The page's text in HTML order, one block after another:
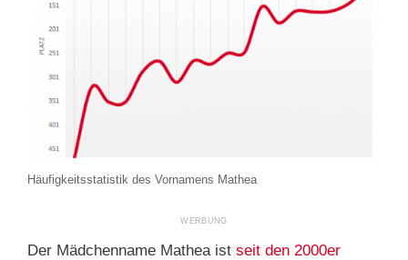
Häufigkeitsstatistik des Vornamens Mathea
Der Mädchenname Mathea ist seit den 2000er